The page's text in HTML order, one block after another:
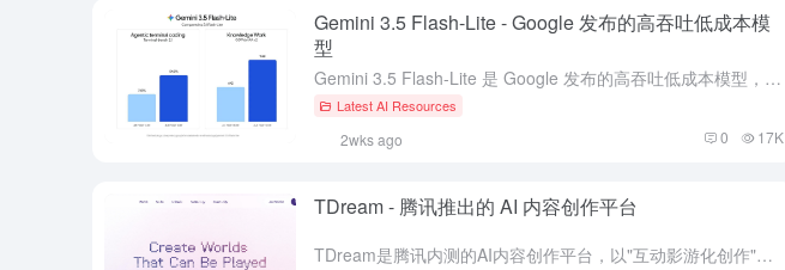
Gemini 3.5 Flash-Lite - Google 发布的高吞吐低成本模
型
Gemini 3.5 Flash-Lite 是 Google 发布的高吞吐低成本模型，官方定位为 3.5 系列中最快、最具成本效益的型号，面向 agentic search、文档处理与大规模生产流量...
Latest AI Resources
2wks ago 0 17K
TDream - 腾讯推出的 AI 内容创作平台
TDream是腾讯内测的AI内容创作平台，以"互动影游化创作"为核心定位，试图重构用户从内容生产到交互体验的全链路。区别于市面上仅输出单一线性视频的传统文生视频工具，TDream依托五大AI引擎，支持...